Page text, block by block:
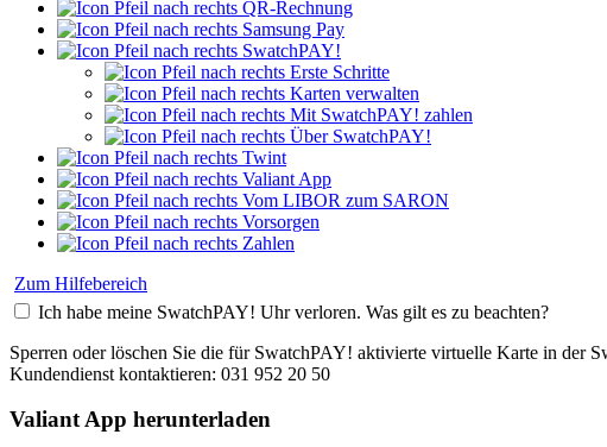
QR-Rechnung
Samsung Pay
SwatchPAY!
Erste Schritte
Karten verwalten
Mit SwatchPAY! zahlen
Über SwatchPAY!
Twint
Valiant App
Vom LIBOR zum SARON
Vorsorgen
Zahlen
Zum Hilfebereich
Ich habe meine SwatchPAY! Uhr verloren. Was gilt es zu beachten?
Sperren oder löschen Sie die für SwatchPAY! aktivierte virtuelle Karte in der
Kundendienst kontaktieren: 031 952 20 50
Valiant App herunterladen